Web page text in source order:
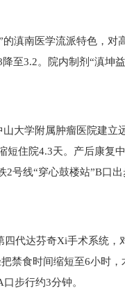
滇南医学流派特色，对
至3.2。院内制剂“滇坤
大学附属肿瘤医院建立
短住院4.3天。产后康复
2号线“穿心鼓楼站”B口出
四代达芬奇Xi手术系统，
禁食时间缩短至6小时，
步行约3分钟。